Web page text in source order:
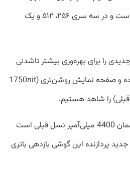
و از ۱۲ گیگابایت رم برخوردار است و در سه سری ۲۵۶، ۵۱۲ و یک
را برای بهره‌وری بیشتر تاشدنی
خود به نسل جدید اضافه کرده و صفحه نمایش روشن‌تری (1750nit
ظرفیت باتری زد فولد ۵ نیز همان 4400 میلی‌آمپر نسل قبلی است
پردازنده این گوشی بازدهی باتری